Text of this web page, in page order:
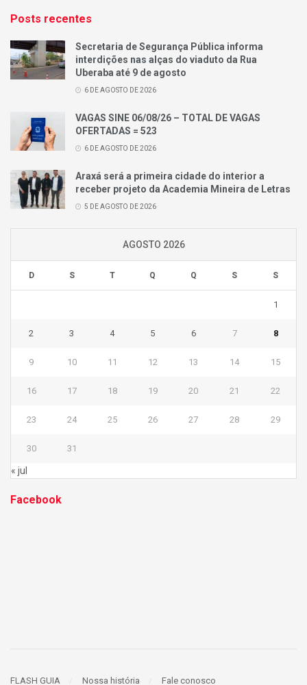
Posts recentes
Secretaria de Segurança Pública informa
interdições nas alças do viaduto da Rua
Uberaba até 9 de agosto
6 DE AGOSTO DE 2026
VAGAS SINE 06/08/26 – TOTAL DE VAGAS
OFERTADAS = 523
6 DE AGOSTO DE 2026
Araxá será a primeira cidade do interior a
receber projeto da Academia Mineira de Letras
5 DE AGOSTO DE 2026
AGOSTO 2026
D S T Q Q S S
1
2 3 4 5 6 7 8
9 10 11 12 13 14 15
16 17 18 19 20 21 22
23 24 25 26 27 28 29
30 31
« jul
Facebook
FLASH GUIA Nossa história Fale conosco